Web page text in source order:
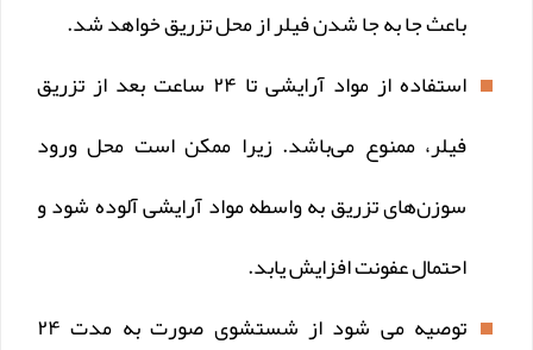
باعث جا به جا شدن فیلر از محل تزریق خواهد شد.
استفاده از مواد آرایشی تا ۲۴ ساعت بعد از تزریق
فیلر، ممنوع می‌باشد. زیرا ممکن است محل ورود
سوزن‌های تزریق به واسطه‌ مواد آرایشی آلوده شود و
احتمال عفونت افزایش یابد.
توصیه می شود از شستشوی صورت به مدت ۲۴